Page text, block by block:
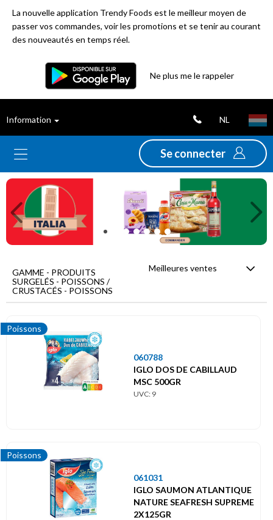
La nouvelle application Trendy Foods est le meilleur moyen de
passer vos commandes, voir les promotions et se tenir au courant
des nouveautés en temps réel.
Ne plus me le rappeler
Information NL
Se connecter
ventes
Nouveautés
Promotions
Déstockage
Menu
principal
surgelés
Crustacés
Poissons
Previous
GAMME - PRODUITS
SURGELÉS - POISSONS /
CRUSTACÉS - POISSONS
Meilleures ventes
Poissons
060788
IGLO DOS DE CABILLAUD
MSC 500GR
UVC: 9
Poissons
061031
IGLO SAUMON ATLANTIQUE
NATURE SEAFRESH SUPREME
2X125GR